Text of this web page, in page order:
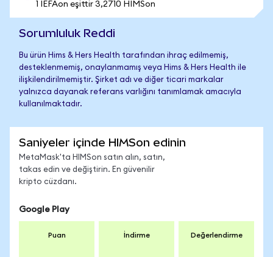
1 IEFAon eşittir 3,2710 HIMSon
Sorumluluk Reddi
Bu ürün Hims & Hers Health tarafından ihraç edilmemiş,
desteklenmemiş, onaylanmamış veya Hims & Hers Health ile
ilişkilendirilmemiştir. Şirket adı ve diğer ticari markalar
yalnızca dayanak referans varlığını tanımlamak amacıyla
kullanılmaktadır.
Saniyeler içinde HIMSon edinin
MetaMask'ta HIMSon satın alın, satın,
takas edin ve değiştirin. En güvenilir
kripto cüzdanı.
Google Play
Puan İndirme Değerlendirme